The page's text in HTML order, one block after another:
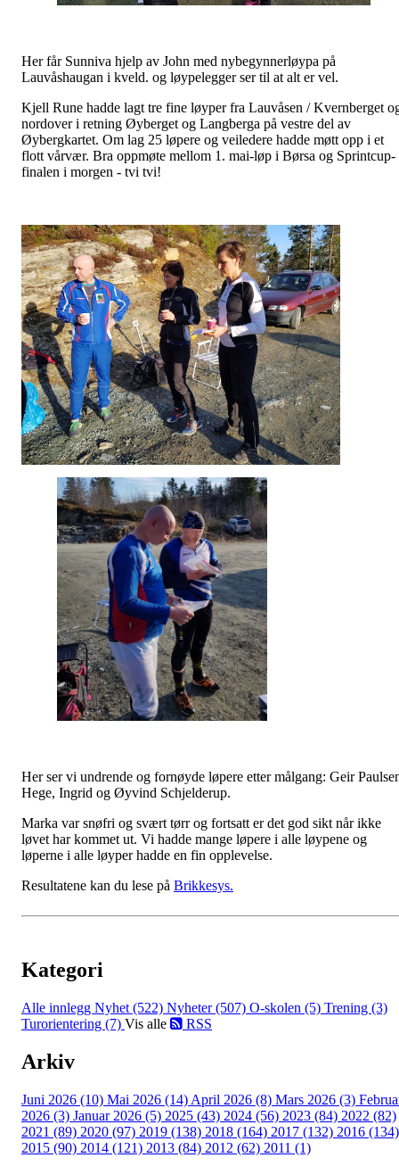
Her får Sunniva hjelp av John med nybegynnerløypa på
Lauvåshaugan i kveld. og løypelegger ser til at alt er vel.
Kjell Rune hadde lagt tre fine løyper fra Lauvåsen / Kvernberget
nordover i retning Øyberget og Langberga på vestre del av
Øybergkartet. Om lag 25 løpere og veiledere hadde møtt opp i et
flott vårvær. Bra oppmøte mellom 1. mai-løp i Børsa og Sprintcup-
finalen i morgen - tvi tvi!
Her ser vi undrende og fornøyde løpere etter målgang: Geir
Hege, Ingrid og Øyvind Schjelderup.
Marka var snøfri og svært tørr og fortsatt er det god sikt når ikke
løvet har kommet ut. Vi hadde mange løpere i alle løypene og
løperne i alle løyper hadde en fin opplevelse.
Resultatene kan du lese på Brikkesys.
Kategori
Alle innlegg Nyhet (522) Nyheter (507) O-skolen (5) Trening (3)
Turorientering (7) Vis alle RSS
Arkiv
Juni 2026 (10) Mai 2026 (14) April 2026 (8) Mars 2026 (3)
2026 (3) Januar 2026 (5) 2025 (43) 2024 (56) 2023 (84) 2022 (82)
2021 (89) 2020 (97) 2019 (138) 2018 (164) 2017 (132) 2016 (134)
2015 (90) 2014 (121) 2013 (84) 2012 (62) 2011 (1)